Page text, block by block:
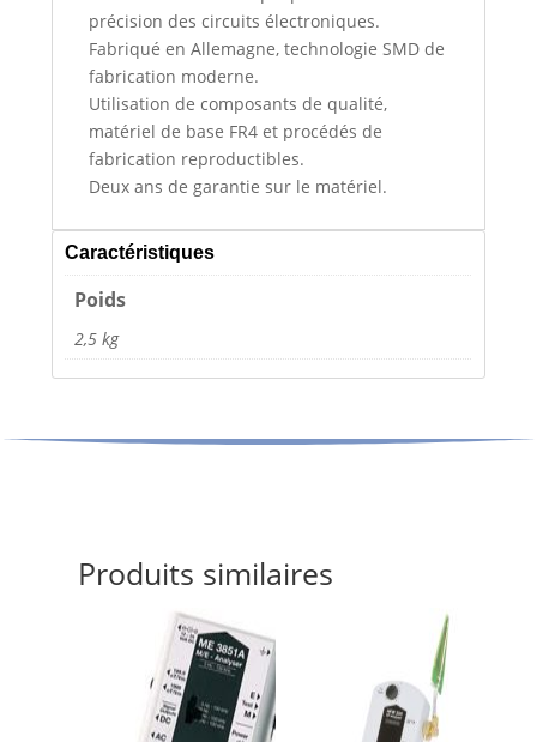
précision des circuits électroniques.
Fabriqué en Allemagne, technologie SMD de
fabrication moderne.
Utilisation de composants de qualité,
matériel de base FR4 et procédés de
fabrication reproductibles.
Deux ans de garantie sur le matériel.
Caractéristiques
Poids
2,5 kg
Produits similaires